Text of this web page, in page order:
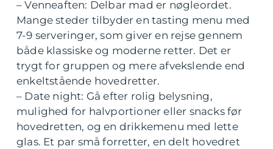
– Venneaften: Delbar mad er nøgleordet.
Mange steder tilbyder en tasting menu med
7-9 serveringer, som giver en rejse gennem
både klassiske og moderne retter. Det er
trygt for gruppen og mere afvekslende end
enkeltstående hovedretter.
– Date night: Gå efter rolig belysning,
mulighed for halvportioner eller snacks før
hovedretten, og en drikkemenu med lette
glas. Et par små forretter, en delt hovedret